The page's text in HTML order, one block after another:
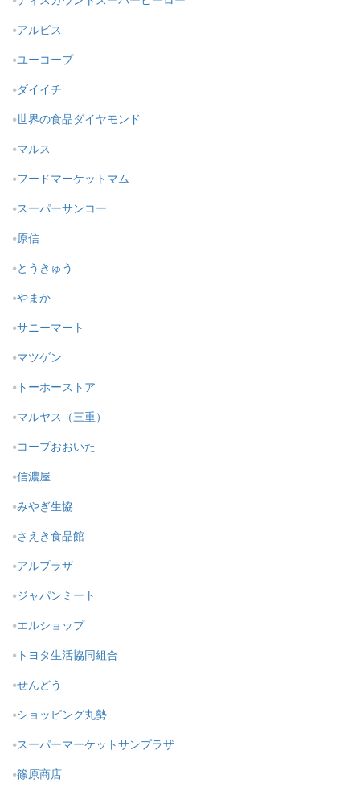
アルビス
ユーコープ
ダイイチ
世界の食品ダイヤモンド
マルス
フードマーケットマム
スーパーサンコー
原信
とうきゅう
やまか
サニーマート
マツゲン
トーホーストア
マルヤス（三重）
コープおおいた
信濃屋
みやぎ生協
さえき食品館
アルプラザ
ジャパンミート
エルショップ
トヨタ生活協同組合
せんどう
ショッピング丸勢
スーパーマーケットサンプラザ
篠原商店